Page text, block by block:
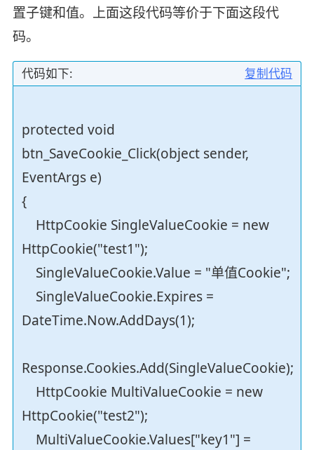
置子键和值。上面这段代码等价于下面这段代
码。
复制代码
代码如下:
protected void
btn_SaveCookie_Click(object sender,
EventArgs e)
{
HttpCookie SingleValueCookie = new
HttpCookie("test1");
SingleValueCookie.Value = "单值Cookie";
SingleValueCookie.Expires =
DateTime.Now.AddDays(1);
Response.Cookies.Add(SingleValueCookie);
HttpCookie MultiValueCookie = new
HttpCookie("test2");
MultiValueCookie.Values["key1"] =